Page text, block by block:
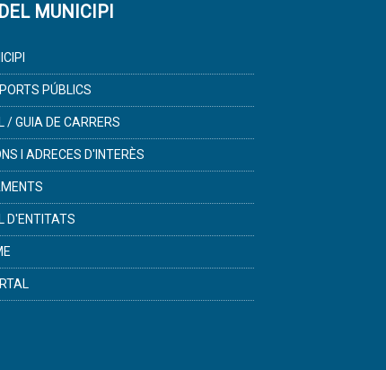
MUNICIPI
PÚBLICS
/ GUIA DE CARRERS
I ADRECES D'INTERÈS
D'ENTITATS